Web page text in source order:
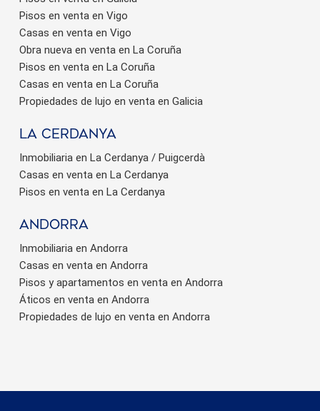
Pisos en venta en Vigo
Casas en venta en Vigo
Obra nueva en venta en La Coruña
Pisos en venta en La Coruña
Casas en venta en La Coruña
Propiedades de lujo en venta en Galicia
La Cerdanya
Inmobiliaria en La Cerdanya / Puigcerdà
Casas en venta en La Cerdanya
Pisos en venta en La Cerdanya
Andorra
Inmobiliaria en Andorra
Casas en venta en Andorra
Pisos y apartamentos en venta en Andorra
Áticos en venta en Andorra
Propiedades de lujo en venta en Andorra